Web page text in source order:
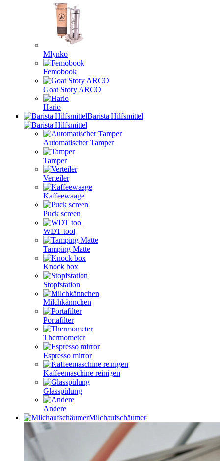
Mlynko
Femobook
Goat Story ARCO
Hario
Barista Hilfsmittel
Automatischer Tamper
Tamper
Verteiler
Kaffeewaage
Puck screen
WDT tool
Tamping Matte
Knock box
Stopfstation
Milchkännchen
Portafilter
Thermometer
Espresso mirror
Kaffeemaschine reinigen
Glasspülung
Andere
Milchaufschäumer